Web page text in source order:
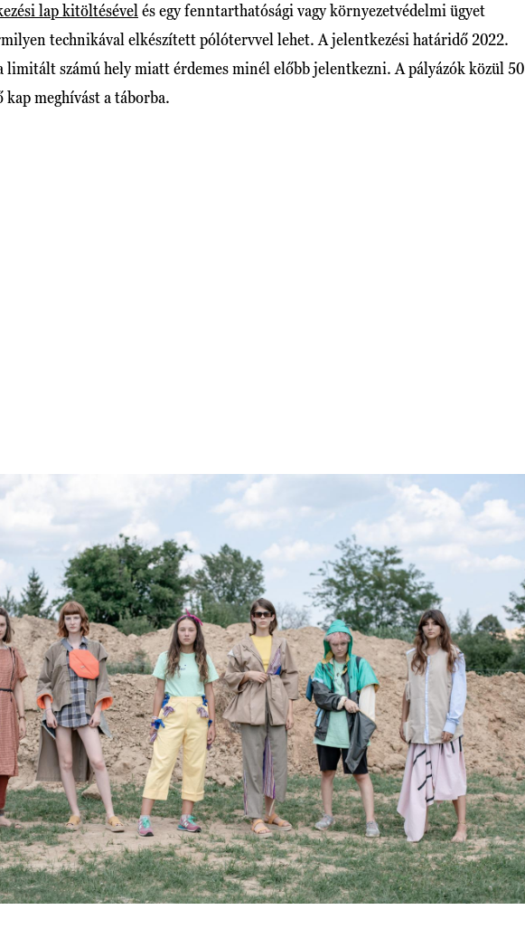
lap kitöltésével és egy fenntarthatósági vagy környezetvédelmi ügyet
technikával elkészített pólótervvel lehet. A jelentkezési határidő 2022.
limitált számú hely miatt érdemes minél előbb jelentkezni. A pályázók közül 50
meghívást a táborba.